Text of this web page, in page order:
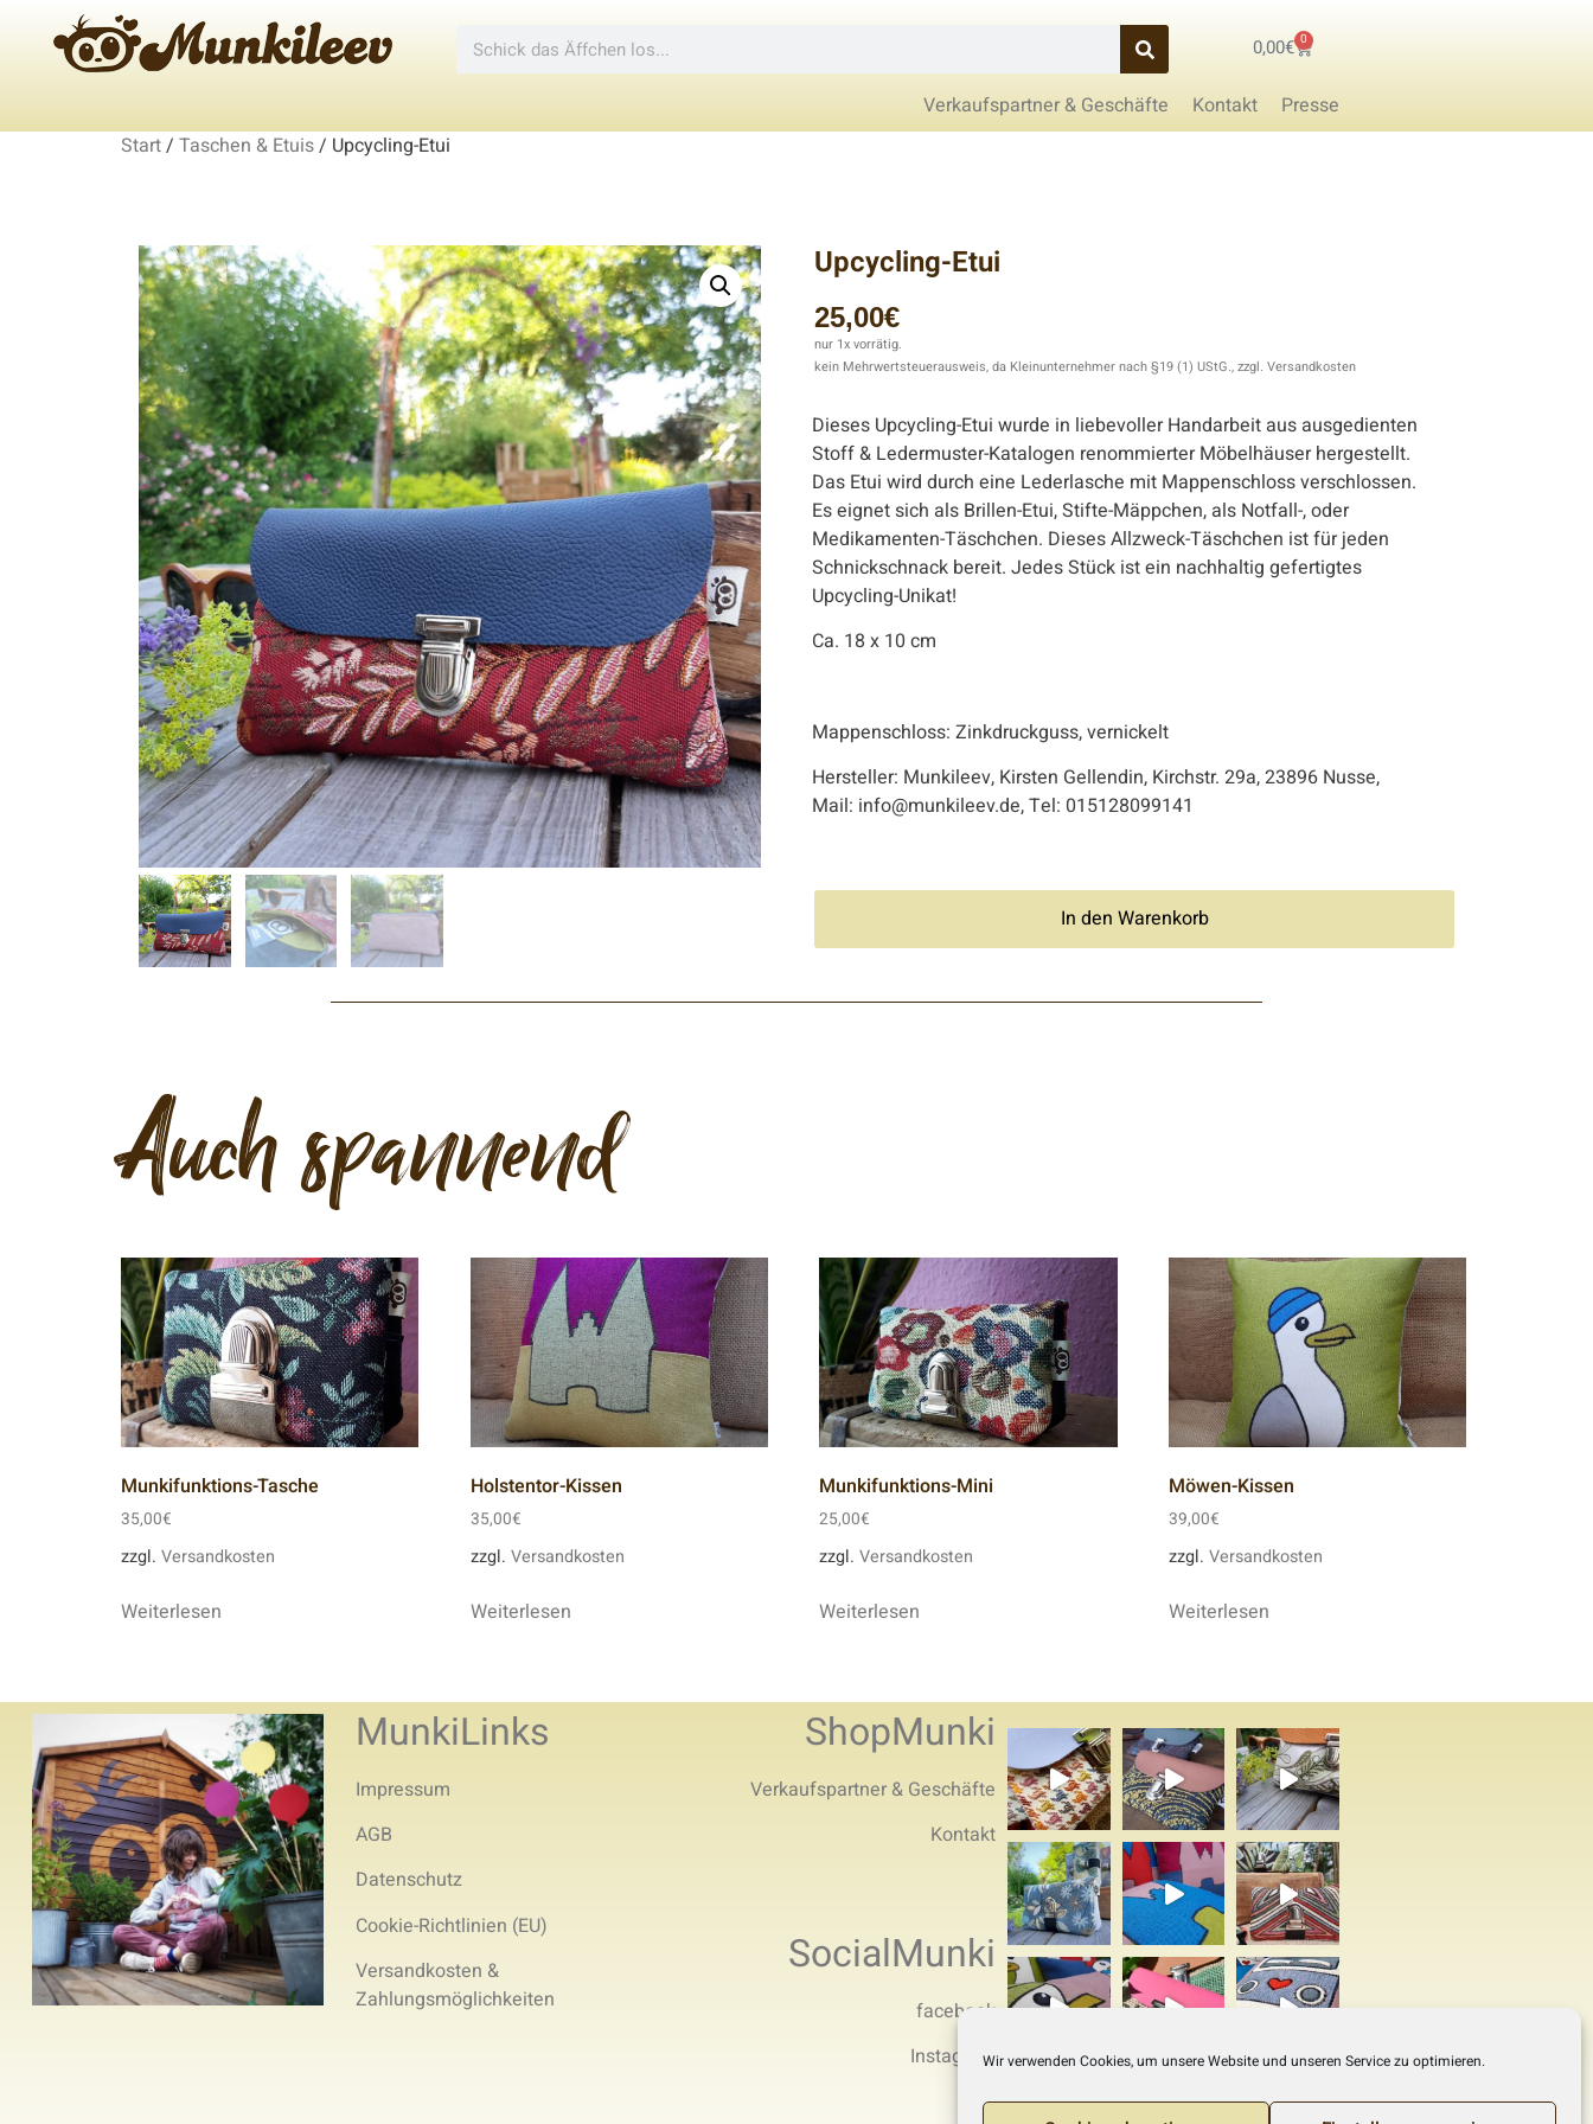
Wir verwenden Cookies, um unsere Website und unseren Service zu optimieren.
0,00€ 0
Verkaufspartner & Geschäfte Kontakt
Presse
Start/ Taschen & Etuis/ Upcycling-Etui
Upcycling-Etui
25,00€
nur 1x vorrätig.
kein Mehrwertsteuerausweis, da Kleinunternehmer nach §19 (1) UStG., zzgl. Versandkosten
Beschreibung
Dieses Upcycling-Etui wurde in liebevoller Handarbeit aus ausgedienten
Stoff & Ledermuster-Katalogen renommierter Möbelhäuser hergestellt.
Das Etui wird durch eine Lederlasche mit Mappenschloss verschlossen.
Es eignet sich als Brillen-Etui, Stifte-Mäppchen, als Notfall-, oder
Medikamenten-Täschchen. Dieses Allzweck-Täschchen ist für jeden
Schnickschnack bereit. Jedes Stück ist ein nachhaltig gefertigtes
Upcycling-Unikat!
Ca. 18 x 10 cm
Mappenschloss: Zinkdruckguss, vernickelt
Hersteller: Munkileev, Kirsten Gellendin, Kirchstr. 29a, 23896 Nusse,
Mail: info@munkileev.de, Tel: 015128099141
In den Warenkorb
Auch spannend
Munkifunktions-Tasche
35,00€
zzgl. Versandkosten
Weiterlesen
Holstentor-Kissen
35,00€
zzgl. Versandkosten
Weiterlesen
Munkifunktions-Mini
25,00€
zzgl.Versandkosten
Weiterlesen
Möwen-Kissen
39,00€
zzgl.Versandkosten
Weiterlesen
MunkiLinks
Impressum
AGB
Datenschutz
Cookie-Richtlinien (EU)
Versandkosten &
Zahlungsmöglichkeiten
ShopMunki
Verkaufspartner & Geschäfte
Kontakt
SocialMunki
facebook
Instagram